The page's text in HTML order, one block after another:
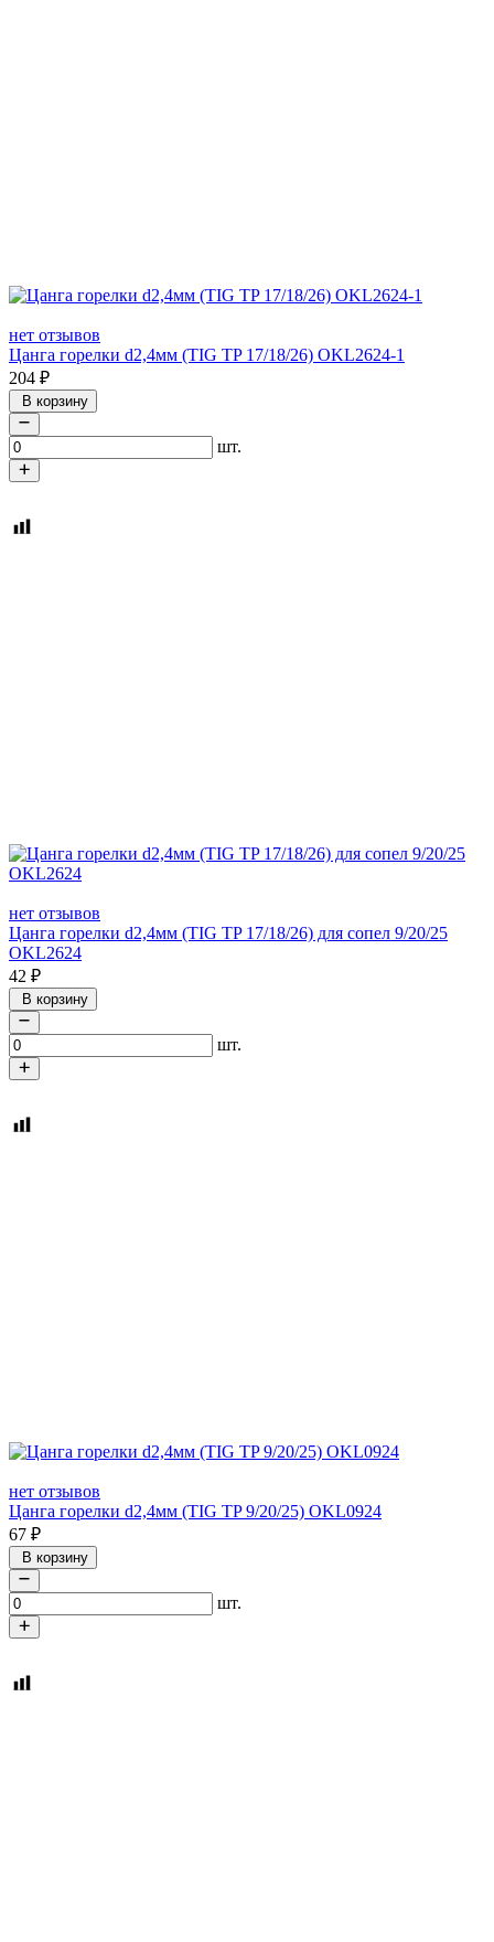
нет отзывов
Цанга горелки d2,4мм (TIG TP 17/18/26) OKL2624-1
204 ₽
В корзину
шт.
нет отзывов
Цанга горелки d2,4мм (TIG TP 17/18/26) для сопел 9/20/25
OKL2624
42 ₽
В корзину
шт.
нет отзывов
Цанга горелки d2,4мм (TIG TP 9/20/25) OKL0924
67 ₽
В корзину
шт.